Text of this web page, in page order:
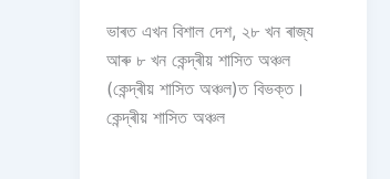
ভাৰত এখন বিশাল দেশ, ২৮ খন ৰাজ্য
আৰু ৮ খন কেন্দ্ৰীয় শাসিত অঞ্চল
(কেন্দ্ৰীয় শাসিত অঞ্চল)ত বিভক্ত।
কেন্দ্ৰীয় শাসিত অঞ্চল